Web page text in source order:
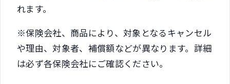
れます。
※保険会社、商品により、対象となるキャンセル
や理由、対象者、補償額などが異なります。詳細
は必ず各保険会社にご確認ください。